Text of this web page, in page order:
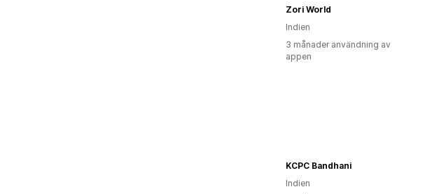
Zori World
Indien
3 månader användning av
appen
KCPC Bandhani
Indien